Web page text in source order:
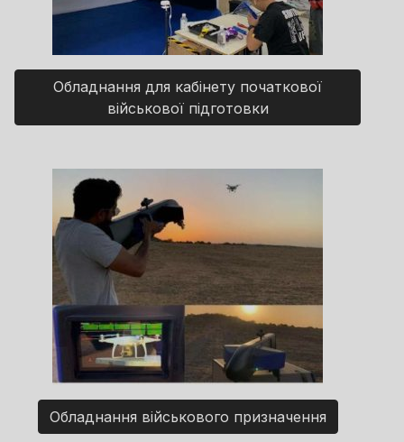
Обладнання для кабінету початкової
військової підготовки
Обладнання військового призначення